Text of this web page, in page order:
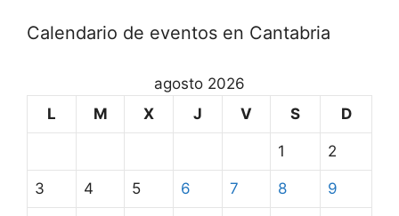
Calendario de eventos en Cantabria
agosto 2026
L
M X J V S D
1 2
3 4 5 6 7 8 9